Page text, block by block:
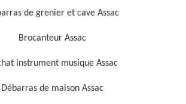
de grenier et cave Assac
Brocanteur Assac
instrument musique Assac
Débarras de maison Assac